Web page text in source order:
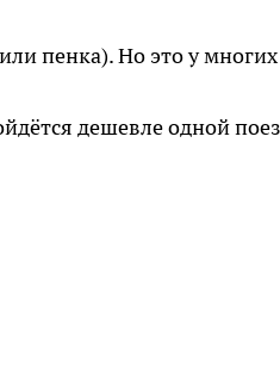
пенка). Но это у многих
дешевле одной